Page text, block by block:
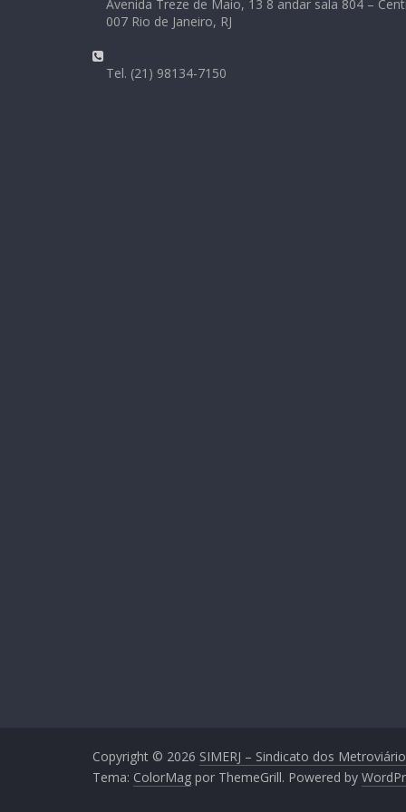
Avenida Treze de Maio, 13 8 andar sala 804 –
007 Rio de Janeiro, RJ
Tel. (21) 98134-7150
Copyright © 2026 SIMERJ – Sindicato dos
Tema: ColorMag por ThemeGrill. Powered by